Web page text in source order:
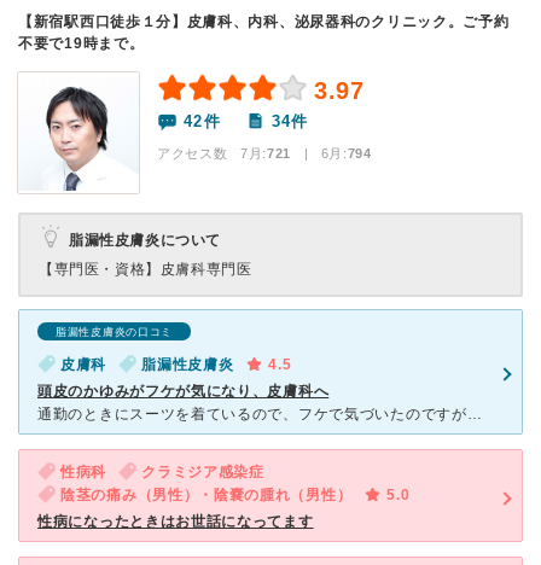
【新宿駅西口徒歩１分】皮膚科、内科、泌尿器科のクリニック。ご予約
不要で19時まで。
3.97
42件 34件
アクセス数 7月:721 | 6月:794
脂漏性皮膚炎について
【専門医・資格】 皮膚科専門医
脂漏性皮膚炎の口コミ
皮膚科 脂漏性皮膚炎
4.5
頭皮のかゆみがフケが気になり、皮膚科へ
通勤のときにスーツを着ているので、フケで気づいたのですが、頭皮も赤みやかゆみまで出てくるようになり、新宿駅前クリニックの皮膚科へ行きました。 新宿西口からすぐの場所にありビル5階にあります。
性病科
クラミジア感染症
陰茎の痛み（男性）・陰嚢の腫れ（男性）
5.0
性病になったときはお世話になってます